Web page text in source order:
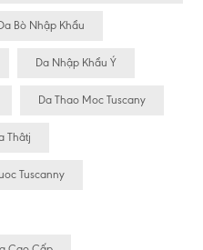
Da Bò Nhập Khẩu
Da Nhập Khẩu Ý
Da Thao Moc Tuscany
Thâtj
Tuscanny